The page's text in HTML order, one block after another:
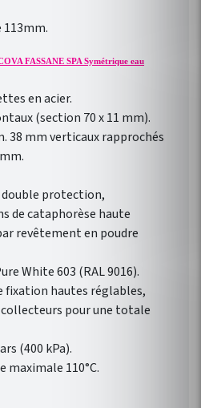
113mm.
FASSANE SPA Symétrique eau
en acier.
(section 70 x 11 mm).
38 mm verticaux rapprochés
protection,
de cataphorèse haute
revêtement en poudre
White 603 (RAL 9016).
fixation hautes réglables,
pour une totale
(400 kPa).
maximale 110°C.